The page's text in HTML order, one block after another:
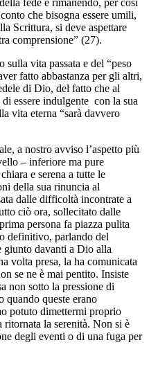
che bisogna essere umili,
Scrittura, si deve aspettare
comprensione” (27).
sulla vita passata e del “peso
fatto abbastanza per gli altri,
di Dio, del fatto che al
essere indulgente con la sua
vita eterna “sarà davvero
a nostro avviso l’aspetto più
– inferiore ma pure
e serena a tutte le
della sua rinuncia al
dalle difficoltà incontrate a
ciò ora, sollecitato dalle
persona fa piazza pulita
definitivo, parlando del
giunto davanti a Dio alla
volta presa, la ha comunicata
se ne è mai pentito. Insiste
non sotto la pressione di
queste erano
potuto dimettermi proprio
ritornata la serenità. Non si è
degli eventi o di una fuga per